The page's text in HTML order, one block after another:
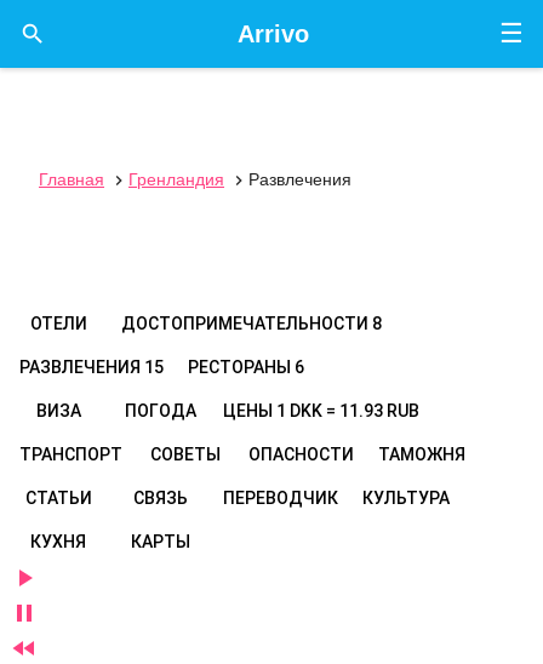
☰
Arrivo

Главная  Гренландия  Развлечения
ОТЕЛИ ДОСТОПРИМЕЧАТЕЛЬНОСТИ 8
РАЗВЛЕЧЕНИЯ 15 РЕСТОРАНЫ 6
ВИЗА ПОГОДА ЦЕНЫ 1 DKK = 11.93 RUB
ТРАНСПОРТ СОВЕТЫ ОПАСНОСТИ ТАМОЖНЯ
СТАТЬИ СВЯЗЬ ПЕРЕВОДЧИК КУЛЬТУРА
КУХНЯ КАРТЫ


